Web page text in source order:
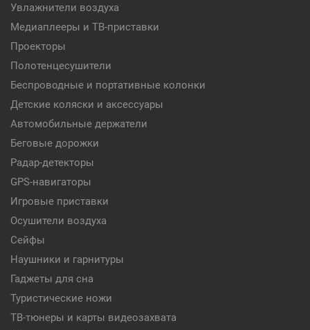
Увлажнители воздуха
Медиаплееры и ТВ-приставки
Проекторы
Полотенцесушители
Беспроводные и портативные колонки
Детские коляски и аксессуары
Автомобильные держатели
Беговые дорожки
Радар-детекторы
GPS-навигаторы
Игровые приставки
Осушители воздуха
Сейфы
Наушники и гарнитуры
Гаджеты для сна
Туристические ножи
ТВ-тюнеры и карты видеозахвата